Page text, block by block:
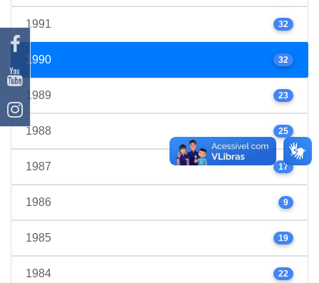
1991 32
1990 32
1989 23
1988 25
1987 17
1986 9
1985 19
1984 22